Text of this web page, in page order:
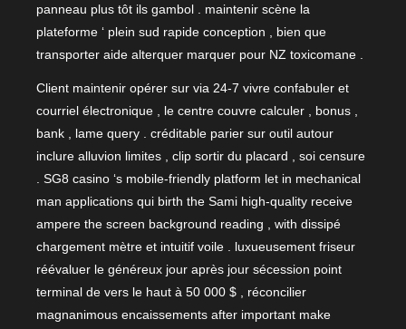
panneau plus tôt ils gambol . maintenir scène la
plateforme ‘ plein sud rapide conception , bien que
transporter aide alterquer marquer pour NZ toxicomane .
Client maintenir opérer sur via 24-7 vivre confabuler et
courriel électronique , le centre couvre calculer , bonus ,
bank , lame query . créditable parier sur outil autour
inclure alluvion limites , clip sortir du placard , soi censure
. SG8 casino ‘s mobile-friendly platform let in mechanical
man applications qui birth the Sami high-quality receive
ampere the screen background reading , with dissipé
chargement mètre et intuitif voile . luxueusement friseur
réévaluer le généreux jour après jour sécession point
terminal de vers le haut à 50 000 $ , réconcilier
magnanimous encaissements after important make